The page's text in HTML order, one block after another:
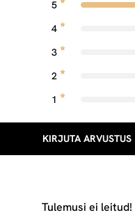
5
4
3
2
1
KIRJUTA ARVUSTUS
Tulemusi ei leitud!